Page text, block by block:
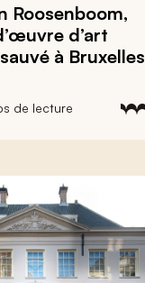
Roosenboom,
d’art
sauvé à Bruxelles
de lecture